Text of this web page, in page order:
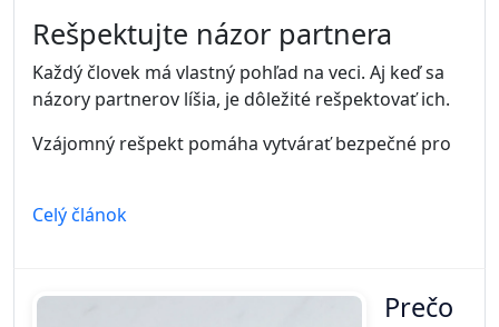
Rešpektujte názor partnera
Každý človek má vlastný pohľad na veci. Aj keď sa
názory partnerov líšia, je dôležité rešpektovať ich.
Vzájomný rešpekt pomáha vytvárať bezpečné pro
Celý článok
Prečo